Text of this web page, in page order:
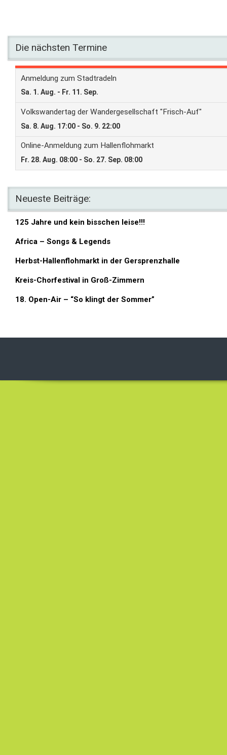
Die nächsten Termine
Neueste Beiträge:
125 Jahre und kein bisschen leise!!!
Africa – Songs & Legends
Herbst-Hallenflohmarkt in der Gersprenzhalle
Kreis-Chorfestival in Groß-Zimmern
18. Open-Air – “So klingt der Sommer”